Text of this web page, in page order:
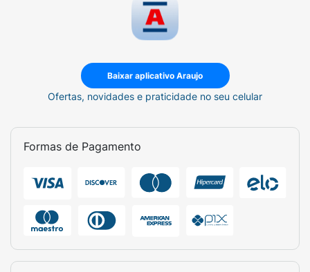
Baixar aplicativo Araujo
Ofertas, novidades e praticidade no seu celular
Formas de Pagamento